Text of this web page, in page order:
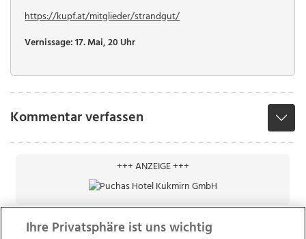
https://kupf.at/mitglieder/strandgut/
Vernissage: 17. Mai, 20 Uhr
Kommentar verfassen
+++ ANZEIGE +++
Ihre Privatsphäre ist uns wichtig